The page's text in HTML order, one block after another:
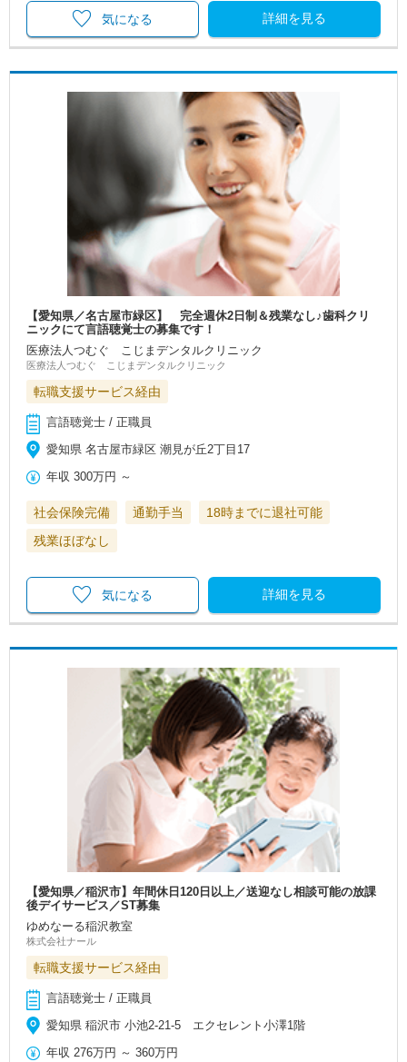
詳細を見る
気になる
【愛知県／名古屋市緑区】 完全週休2日制＆残業なし♪歯科クリ
ニックにて言語聴覚士の募集です！
医療法人つむぐ こじまデンタルクリニック
医療法人つむぐ こじまデンタルクリニック
転職支援サービス経由
言語聴覚士 / 正職員
愛知県 名古屋市緑区 潮見が丘2丁目17
年収 300万円 ～
社会保険完備 通勤手当
18時までに退社可能
残業ほぼなし
詳細を見る
気になる
【愛知県／稲沢市】年間休日120日以上／送迎なし相談可能の放課
後デイサービス／ST募集
ゆめなーる稲沢教室
株式会社ナール
転職支援サービス経由
言語聴覚士 / 正職員
愛知県 稲沢市 小池2‐21‐5 エクセレント小澤1階
年収 276万円 ～360万円